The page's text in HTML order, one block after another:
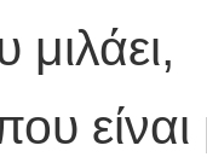
μιλάει,